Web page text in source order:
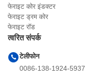
फेराइट कोर इंडक्टर
फेराइट ड्रम कोर
फेराइट रॉड
त्वरित संपर्क
टेलीफोन
0086-138-1924-5937